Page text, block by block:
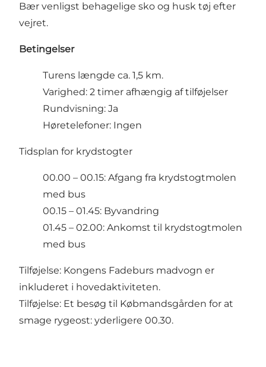
Bær venligst behagelige sko og husk tøj efter
vejret.
Betingelser
Turens længde ca. 1,5 km.
Varighed: 2 timer afhængig af tilføjelser
Rundvisning: Ja
Høretelefoner: Ingen
Tidsplan for krydstogter
00.00 – 00.15: Afgang fra krydstogtmolen
med bus
00.15 – 01.45: Byvandring
01.45 – 02.00: Ankomst til krydstogtmolen
med bus
Tilføjelse: Kongens Fadeburs madvogn er
inkluderet i hovedaktiviteten.
Tilføjelse: Et besøg til Købmandsgården for at
smage rygeost: yderligere 00.30.